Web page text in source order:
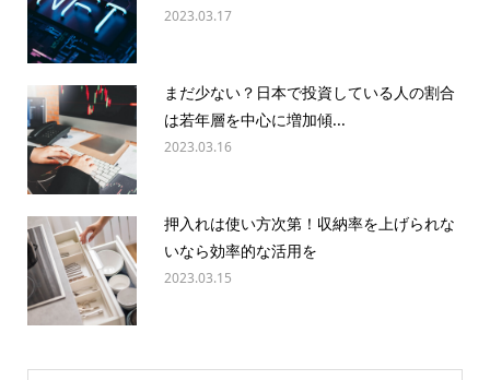
2023.03.17
まだ少ない？日本で投資している人の割合
は若年層を中心に増加傾...
2023.03.16
押入れは使い方次第！収納率を上げられな
いなら効率的な活用を
2023.03.15